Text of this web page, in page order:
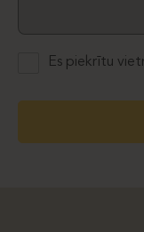
Es piekrītu